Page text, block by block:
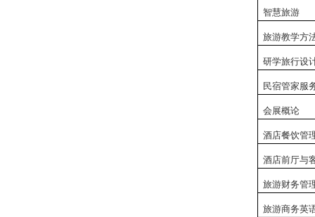
智慧旅游
旅游教学方
研学旅行设
民宿管家服
会展概论
酒店餐饮管
酒店前厅与
旅游财务管
旅游商务英